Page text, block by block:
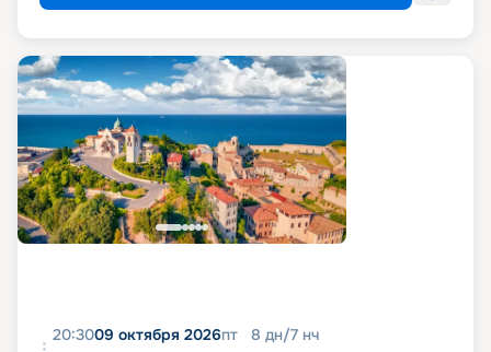
20:3009 октября 2026пт 8 дн/7 нч